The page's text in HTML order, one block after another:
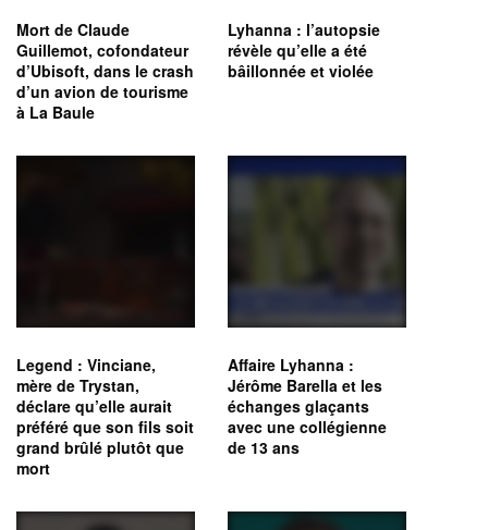
Mort de Claude
Guillemot, cofondateur
d’Ubisoft, dans le crash
d’un avion de tourisme
à La Baule
Lyhanna : l’autopsie
révèle qu’elle a été
bâillonnée et violée
Legend : Vinciane,
mère de Trystan,
déclare qu’elle aurait
préféré que son fils soit
grand brûlé plutôt que
mort
Affaire Lyhanna :
Jérôme Barella et les
échanges glaçants
avec une collégienne
de 13 ans